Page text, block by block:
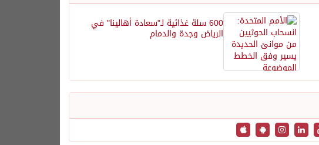
600 سلة غذائية لـ"سعادة أهالينا" في
الرياض وجدة والدمام